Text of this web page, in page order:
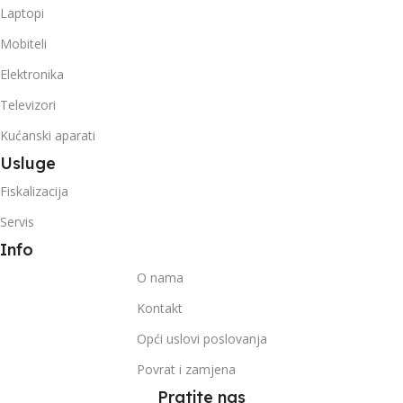
Laptopi
Mobiteli
Elektronika
Televizori
Kućanski aparati
Usluge
Fiskalizacija
Servis
Info
O nama
Kontakt
Opći uslovi poslovanja
Povrat i zamjena
Pratite nas